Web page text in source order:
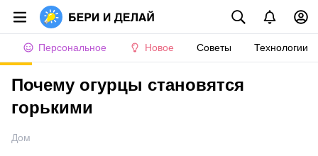
Персональное Новое Советы Технологии
Почему огурцы становятся
горькими
Дом